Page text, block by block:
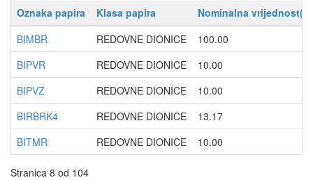
Oznaka papira Klasa papira
Nominalna
BIMBR
REDOVNE DIONICE
100.00
BIPVR
REDOVNE DIONICE
10.00
BIPVZ
REDOVNE DIONICE
10.00
BIRBRK4
REDOVNE DIONICE
13.17
BITMR
REDOVNE DIONICE 10.00
Stranica 8 od 104